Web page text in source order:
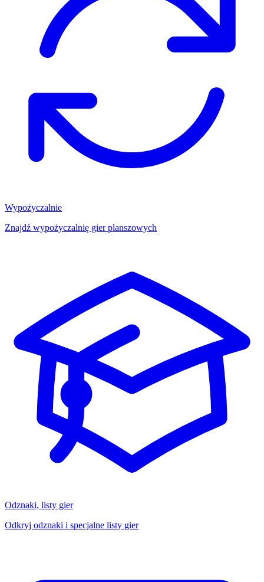
Wypożyczalnie
Znajdź wypożyczalnię gier planszowych
Odznaki, listy gier
Odkryj odznaki i specjalne listy gier